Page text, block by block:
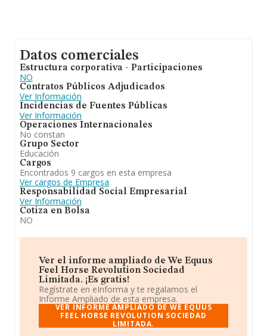
Datos comerciales
Estructura corporativa - Participaciones
NO
Contratos Públicos Adjudicados
Ver Información
Incidencias de Fuentes Públicas
Ver Información
Operaciones Internacionales
No constan
Grupo Sector
Educación
Cargos
Encontrados 9 cargos en esta empresa
Ver cargos de Empresa
Responsabilidad Social Empresarial
Ver Información
Cotiza en Bolsa
NO
Ver el informe ampliado de We Equus
Feel Horse Revolution Sociedad
Limitada. ¡Es gratis!
Regístrate en eInforma y te regalamos el
Informe Ampliado de esta empresa.
VER INFORME AMPLIADO DE WE EQUUS
FEEL HORSE REVOLUTION SOCIEDAD
LIMITADA.